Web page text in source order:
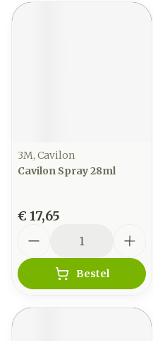
3M, Cavilon
Cavilon Spray 28ml
€ 17,65
Bestel